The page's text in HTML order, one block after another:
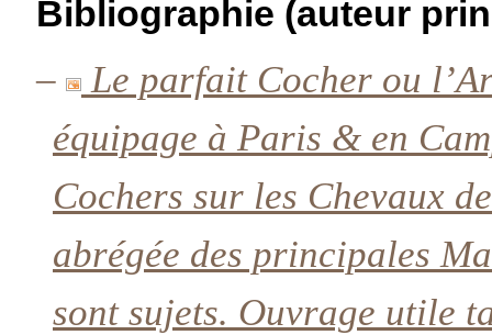
Bibliographie (auteur
–
Le parfait Cocher ou
équipage à Paris & en
Cochers sur les Chevaux
abrégée des principales
sont sujets. Ouvrage utile